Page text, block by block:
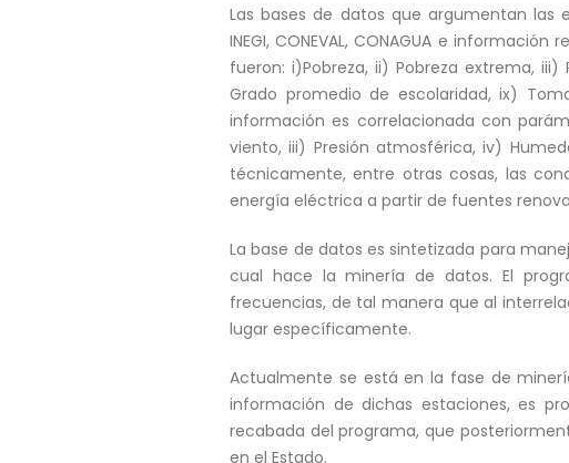
Las bases de datos que argumentan las
INEGI, CONEVAL, CONAGUA e
fueron: i)Pobreza, ii) Pobreza extrema,
Grado promedio de escolaridad, ix)
información es correlacionada con
viento, iii) Presión atmosférica, iv)
técnicamente, entre otras cosas, las
energía eléctrica a partir de fuentes
La base de datos es sintetizada para
cual hace la minería de datos. El
frecuencias, de tal manera que al
lugar específicamente.
Actualmente se está en la fase de
información de dichas estaciones, es
recabada del programa, que
en el Estado.